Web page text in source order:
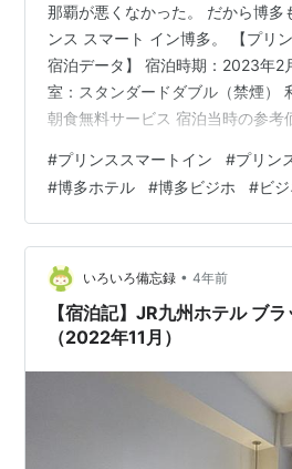
那覇が悪くなかった。 だから博多
ンス スマート イン博多。 【プリ
宿泊データ】 宿泊時期：2023年2
室：スタンダードダブル（禁煙）
朝食無料サービス 宿泊当時の参考
ン：15:00 チェックアウト：11:00
ックアウト後の荷物預かり不可 バ
ブース・トイレ別 私が宿泊した
金やサービス内容は変更されるこ
報はこちらから確認できま…
#プリンススマートイン #プリン
#博多ホテル #博多ビジホ #ビ
いろいろ備忘録 • 4年前
【宿泊記】JR九州ホテル ブ
（2022年11月）